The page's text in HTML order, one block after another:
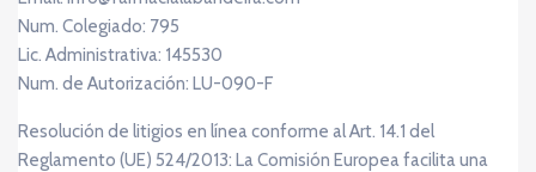
Num. Colegiado: 795
Lic. Administrativa: 145530
Num. de Autorización: LU-090-F
Resolución de litigios en línea conforme al Art. 14.1 del
Reglamento (UE) 524/2013: La Comisión Europea facilita una